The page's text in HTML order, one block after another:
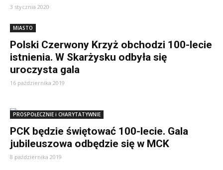
3 stycznia 2020
MIASTO
Polski Czerwony Krzyż obchodzi 100-lecie
istnienia. W Skarżysku odbyła się
uroczysta gala
16 października 2019
PROSPOŁECZNIE i CHARYTATYWNIE
PCK będzie świętować 100-lecie. Gala
jubileuszowa odbędzie się w MCK
8 października 2019